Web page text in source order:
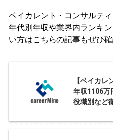
ベイカレント・コンサルテ
年代別年収や業界内ランキ
い方はこちらの記事もぜひ確
【ベイカレ
年収1106万
役職別など